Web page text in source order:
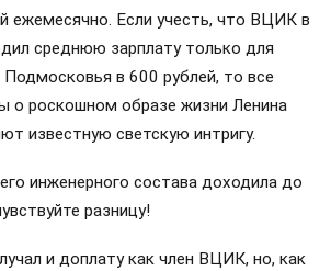
ежемесячно. Если учесть, что ВЦИК в
среднюю зарплату только для
в 600 рублей, то все
о роскошном образе жизни Ленина
известную светскую интригу.
инженерного состава доходила до
разницу!
и доплату как член ВЦИК, но, как